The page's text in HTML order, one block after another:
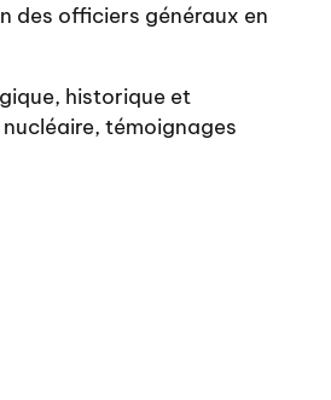
des officiers généraux en
historique et
témoignages